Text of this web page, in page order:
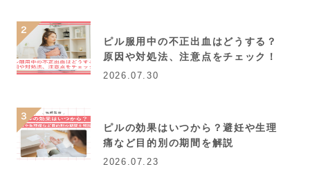
ピル服用中の不正出血はどうする？
原因や対処法、注意点をチェック！
2026.07.30
ピルの効果はいつから？避妊や生理
痛など目的別の期間を解説
2026.07.23